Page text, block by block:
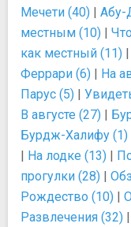
Мечети (40) | Абу-
местным (10) |
как местный (11) |
Феррари (6) | На
Парус (5) |
В августе (27) |
Бурдж-Халифу (1)
| На лодке (13) |
прогулки (28) |
Рождество (10) |
Развлечения (32) |